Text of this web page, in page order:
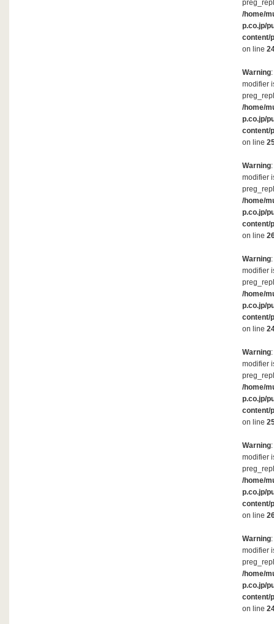
/home/
p.co.jp/
content/
on line
Warning
modifier
/home/
p.co.jp/
content/
on line
Warning
modifier
/home/
p.co.jp/
content/
on line
Warning
modifier
/home/
p.co.jp/
content/
on line
Warning
modifier
/home/
p.co.jp/
content/
on line
Warning
modifier
/home/
p.co.jp/
content/
on line
Warning
modifier
/home/
p.co.jp/
content/
on line